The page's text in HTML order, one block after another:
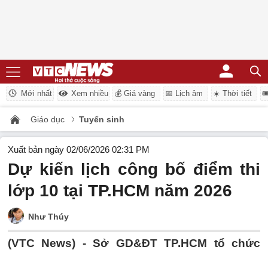
Mới nhất Xem nhiều 💰 Giá vàng 📅 Lịch âm ☀️ Thời tiết
Giáo dục Tuyển sinh
Xuất bản ngày 02/06/2026 02:31 PM
Dự kiến lịch công bố điểm thi
lớp 10 tại TP.HCM năm 2026
Như Thúy
(VTC News) -Sở GD&ĐT TP.HCM tổ chức